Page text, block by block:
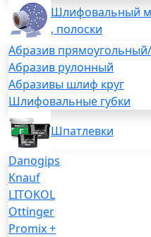
Шлифовальный
, полоски
Абразив
Абразив рулонный
Абразивы шлиф круг
Шлифовальные губки
Шпатлевки
Danogips
Knauf
LITOKOL
Ottinger
Promix +